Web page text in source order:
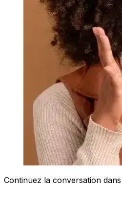
Continuez la conversation